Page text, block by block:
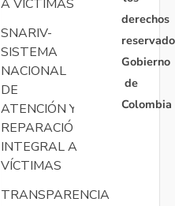
A VÍCTIMAS
SNARIV-
SISTEMA
NACIONAL
DE
ATENCIÓN Y
REPARACIÓN
INTEGRAL A
VÍCTIMAS
TRANSPARENCIA
derechos
Gobierno
de
Colombia